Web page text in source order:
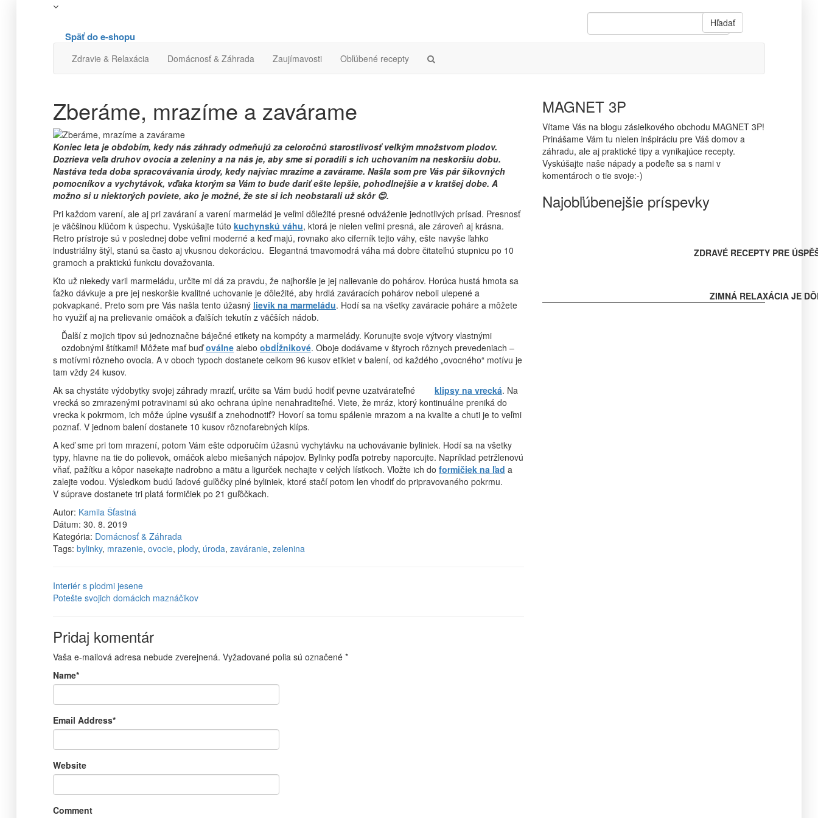
Hľadať
Späť do e-shopu
Zdravie & Relaxácia Domácnosť & Záhrada Zaujímavosti Obľúbené recepty
Zberáme, mrazíme a zavárame
Koniec leta je obdobím, kedy nás záhrady odmeňujú za celoročnú starostlivosť veľkým množstvom plodov.
Dozrieva veľa druhov ovocia a zeleniny a na nás je, aby sme si poradili s ich uchovaním na neskoršiu dobu.
Nastáva teda doba spracovávania úrody, kedy najviac mrazíme a zavárame. Našla som pre Vás pár šikovných
pomocníkov a vychytávok, vďaka ktorým sa Vám to bude dariť ešte lepšie, pohodlnejšie a v kratšej dobe. A
možno si u niektorých poviete, ako je možné, že ste si ich neobstarali už skôr 😊.
Pri každom varení, ale aj pri zaváraní a varení marmelád je veľmi dôležité presné odváženie jednotlivých prísad. Presnosť
je väčšinou kľúčom k úspechu. Vyskúšajte túto kuchynskú váhu, ktorá je nielen veľmi presná, ale zároveň aj krásna.
Retro prístroje sú v poslednej dobe veľmi moderné a keď majú, rovnako ako ciferník tejto váhy, ešte navyše ľahko
industriálny štýl, stanú sa často aj vkusnou dekoráciou. Elegantná tmavomodrá váha má dobre čitateľnú stupnicu po 10
gramoch a praktickú funkciu dovažovania.
Kto už niekedy varil marmeládu, určite mi dá za pravdu, že najhoršie je jej nalievanie do pohárov. Horúca hustá hmota sa
ťažko dávkuje a pre jej neskoršie kvalitné uchovanie je dôležité, aby hrdlá zaváracích pohárov neboli ulepené a
pokvapkané. Preto som pre Vás našla tento úžasný lievik na marmeládu. Hodí sa na všetky zaváracie poháre a môžete
ho využiť aj na prelievanie omáčok a ďalších tekutín z väčších nádob.
Ďalší z mojich tipov sú jednoznačne báječné etikety na kompóty a marmelády. Korunujte svoje výtvory vlastnými
ozdobnými štítkami! Môžete mať buďoválne alebo obdĺžnikové. Oboje dodávame v štyroch rôznych prevedeniach –
s motívmi rôzneho ovocia. A v oboch typoch dostanete celkom 96 kusov etikiet v balení, od každého „ovocného“ motívu je
tam vždy 24 kusov.
Ak sa chystáte výdobytky svojej záhrady mraziť, určite sa Vám budú hodiť pevne uzatvárateľné klipsy na vrecká. Na
vrecká so zmrazenými potravinami sú ako ochrana úplne nenahraditeľné. Viete, že mráz, ktorý kontinuálne preniká do
vrecka k pokrmom, ich môže úplne vysušiť a znehodnotiť? Hovorí sa tomu spálenie mrazom a na kvalite a chuti je to veľmi
poznať. V jednom balení dostanete 10 kusov rôznofarebných klíps.
A keď sme pri tom mrazení, potom Vám ešte odporučím úžasnú vychytávku na uchovávanie byliniek. Hodí sa na všetky
typy, hlavne na tie do polievok, omáčok alebo miešaných nápojov. Bylinky podľa potreby naporcujte. Napríklad petržlenovú
vňať, pažítku a kôpor nasekajte nadrobno a mätu a ligurček nechajte v celých lístkoch. Vložte ich do formičiek na ľad a
zalejte vodou. Výsledkom budú ľadové guľôčky plné byliniek, ktoré stačí potom len vhodiť do pripravovaného pokrmu.
V súprave dostanete tri platá formičiek po 21 guľôčkach.
Autor: Kamila Šťastná
Dátum: 30. 8. 2019
Kategória: Domácnosť & Záhrada
Tags: bylinky, mrazenie, ovocie, plody, úroda, zaváranie, zelenina
Interiér s plodmi jesene
Potešte svojich domácich maznáčikov
Pridaj komentár
Vaša e-mailová adresa nebude zverejnená. Vyžadované polia sú označené *
Name*
Email Address*
Website
Comment
MAGNET 3P
Vítame Vás na blogu zásielkového obchodu MAGNET 3P!
Prinášame Vám tu nielen inšpiráciu pre Váš domov a
záhradu, ale aj praktické tipy a vynikajúce recepty.
Vyskúšajte naše nápady a podeľte sa s nami v
komentároch o tie svoje:-)
Najobľúbenejšie príspevky
ZDRAVÉ RECEPTY PRE
ZIMNÁ RELAXÁCIA JE